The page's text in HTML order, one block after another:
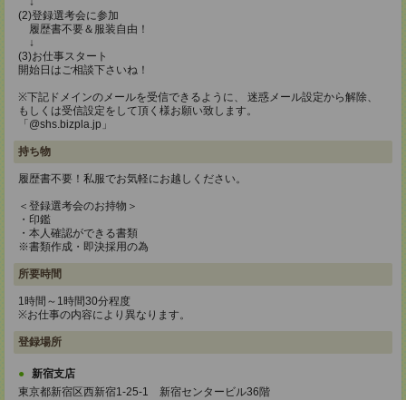
(2)登録選考会に参加
履歴書不要＆服装自由！
↓
(3)お仕事スタート
開始日はご相談下さいね！
※下記ドメインのメールを受信できるように、 迷惑メール設定から解除、
もしくは受信設定をして頂く様お願い致します。
「@shs.bizpla.jp」
持ち物
履歴書不要！私服でお気軽にお越しください。
＜登録選考会のお持物＞
・印鑑
・本人確認ができる書類
※書類作成・即決採用の為
所要時間
1時間～1時間30分程度
※お仕事の内容により異なります。
登録場所
新宿支店
東京都新宿区西新宿1-25-1 新宿センタービル36階